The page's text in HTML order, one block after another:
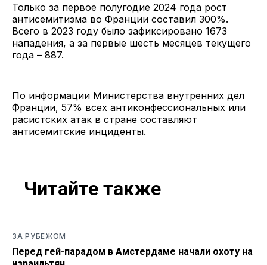
Только за первое полугодие 2024 года рост
антисемитизма во Франции составил 300%.
Всего в 2023 году было зафиксировано 1673
нападения, а за первые шесть месяцев текущего
года – 887.
По информации Министерства внутренних дел
Франции, 57% всех антиконфессиональных или
расистских атак в стране составляют
антисемитские инциденты.
Читайте также
ЗА РУБЕЖОМ
Перед гей-парадом в Амстердаме начали охоту на